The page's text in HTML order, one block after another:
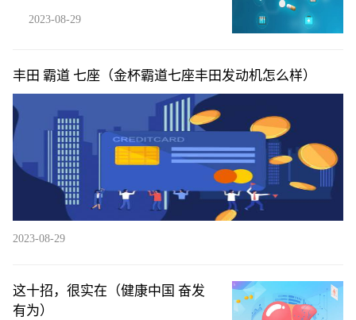
2023-08-29
丰田 霸道 七座（金杯霸道七座丰田发动机怎么样）
2023-08-29
这十招，很实在（健康中国 奋发
有为）